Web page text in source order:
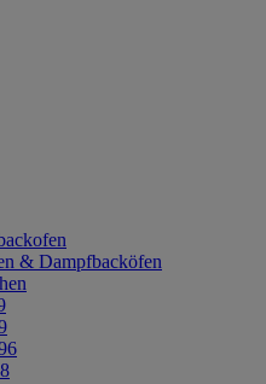
& Dampfbacköfen